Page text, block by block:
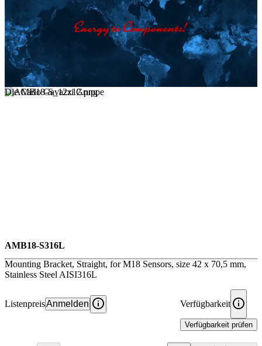
Die Carlo Gavazzi Gruppe
AMB18-S316L
Mounting Bracket, Straight, for M18 Sensors, size 42 x 70,5 mm,
Stainless Steel AISI316L
ListenpreisAnmelden Verfügbarkeit
Verfügbarkeit prüfen